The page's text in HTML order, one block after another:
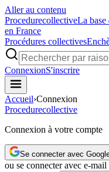
Aller au contenu
ProcedurecollectiveLa base
en France
Procédures collectives
ConnexionS'inscrire
Accueil›Connexion
Procedurecollective
Connexion à votre compte
Se connecter avec
ou se connecter avec e-mail